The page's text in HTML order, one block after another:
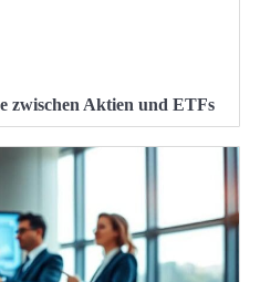
zwischen Aktien und ETFs